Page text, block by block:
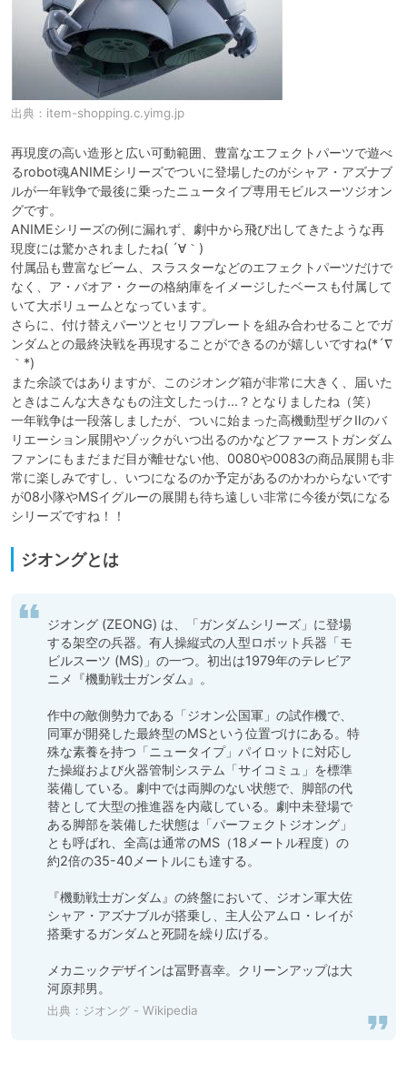
出典： item-shopping.c.yimg.jp
再現度の高い造形と広い可動範囲、豊富なエフェクトパーツで遊べ
るrobot魂ANIMEシリーズでついに登場したのがシャア・アズナブ
ルが一年戦争で最後に乗ったニュータイプ専用モビルスーツジオン
グです。
ANIMEシリーズの例に漏れず、劇中から飛び出してきたような再
現度には驚かされましたね( ´∀｀)
付属品も豊富なビーム、スラスターなどのエフェクトパーツだけで
なく、ア・バオア・クーの格納庫をイメージしたベースも付属して
いて大ボリュームとなっています。
さらに、付け替えパーツとセリフプレートを組み合わせることでガ
ンダムとの最終決戦を再現することができるのが嬉しいですね(*´∇
｀*)
また余談ではありますが、このジオング箱が非常に大きく、届いた
ときはこんな大きなもの注文したっけ…？となりましたね（笑）
一年戦争は一段落しましたが、ついに始まった高機動型ザクⅡのバ
リエーション展開やゾックがいつ出るのかなどファーストガンダム
ファンにもまだまだ目が離せない他、0080や0083の商品展開も非
常に楽しみですし、いつになるのか予定があるのかわからないです
が08小隊やMSイグルーの展開も待ち遠しい非常に今後が気になる
シリーズですね！！
ジオングとは
ジオング (ZEONG) は、「ガンダムシリーズ」に登場
する架空の兵器。有人操縦式の人型ロボット兵器「モ
ビルスーツ (MS)」の一つ。初出は1979年のテレビア
ニメ『機動戦士ガンダム』。
作中の敵側勢力である「ジオン公国軍」の試作機で、
同軍が開発した最終型のMSという位置づけにある。特
殊な素養を持つ「ニュータイプ」パイロットに対応し
た操縦および火器管制システム「サイコミュ」を標準
装備している。劇中では両脚のない状態で、脚部の代
替として大型の推進器を内蔵している。劇中未登場で
ある脚部を装備した状態は「パーフェクトジオング」
とも呼ばれ、全高は通常のMS（18メートル程度）の
約2倍の35-40メートルにも達する。
『機動戦士ガンダム』の終盤において、ジオン軍大佐
シャア・アズナブルが搭乗し、主人公アムロ・レイが
搭乗するガンダムと死闘を繰り広げる。
メカニックデザインは冨野喜幸。クリーンアップは大
河原邦男。
出典： ジオング - Wikipedia